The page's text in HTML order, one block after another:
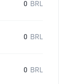
0 BRL
0 BRL
0 BRL